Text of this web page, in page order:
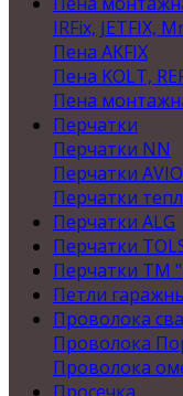
IRFix, JETFIX,
Пена AKFIX
Пена KOLT,
Пена
Перчатки
Перчатки NN
Перчатки
Перчатки
Перчатки ALG
Перчатки
Перчатки ТМ
Петли
Проволока
Проволока
Проволока